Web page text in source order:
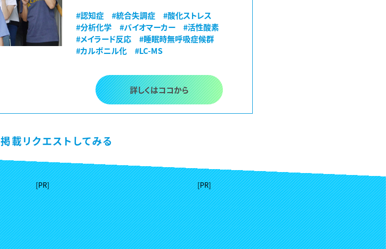
#認知症 #統合失調症
#酸化ストレス
#分析化学
#バイオマーカー
#活性酸素
#メイラード反応
#睡眠時無呼吸症候群
#カルボニル化
#LC-MS
詳しくはココから
掲載リクエストしてみる